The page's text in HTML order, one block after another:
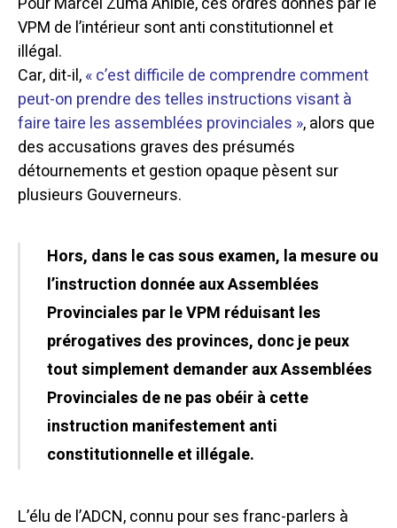
VPM de l’intérieur sont anti constitutionnel et
illégal.
Car, dit-il,« c’est difficile de comprendre comment
peut-on prendre des telles instructions visant à
faire taire les assemblées provinciales », alors que
des accusations graves des présumés
détournements et gestion opaque pèsent sur
plusieurs Gouverneurs.
Hors, dans le cas sous examen, la mesure ou
l’instruction donnée aux Assemblées
Provinciales par le VPM réduisant les
prérogatives des provinces, donc je peux
tout simplement demander aux Assemblées
Provinciales de ne pas obéir à cette
instruction manifestement anti
constitutionnelle et illégale.
L’élu de l’ADCN, connu pour ses franc-parlers à